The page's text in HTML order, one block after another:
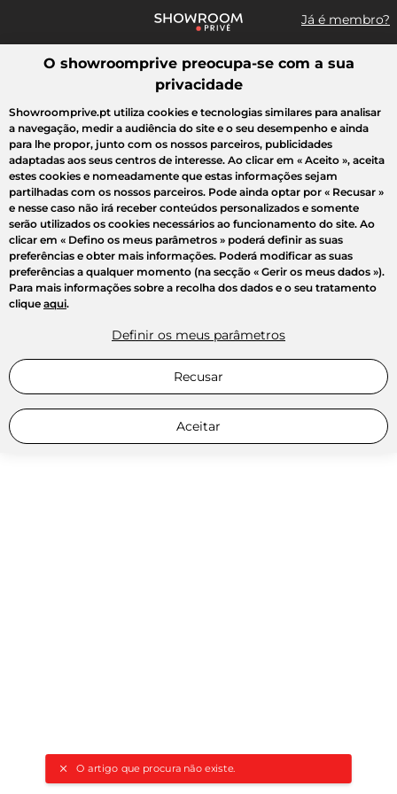
Já é membro?
Pesquisar uma marca, um artigo, uma venda...
O artigo que procura não existe.
Todas as vendas Moda Desporto Casa Criança Beleza
O showroomprive preocupa-se com a sua
privacidade
Showroomprive.pt utiliza cookies e tecnologias similares para analisar
a navegação, medir a audiência do site e o seu desempenho e ainda
para lhe propor, junto com os nossos parceiros, publicidades
adaptadas aos seus centros de interesse. Ao clicar em « Aceito », aceita
estes cookies e nomeadamente que estas informações sejam
partilhadas com os nossos parceiros. Pode ainda optar por « Recusar »
e nesse caso não irá receber conteúdos personalizados e somente
serão utilizados os cookies necessários ao funcionamento do site. Ao
clicar em « Defino os meus parâmetros » poderá definir as suas
preferências e obter mais informações. Poderá modificar as suas
preferências a qualquer momento (na secção « Gerir os meus dados »).
Para mais informações sobre a recolha dos dados e o seu tratamento
clique aqui.
Definir os meus parâmetros
Recusar
Aceitar